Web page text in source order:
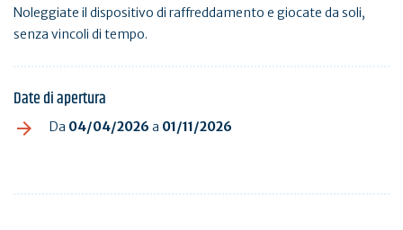
Noleggiate il dispositivo di raffreddamento e giocate da soli,
senza vincoli di tempo.
Date di apertura
Da 04/04/2026 a 01/11/2026